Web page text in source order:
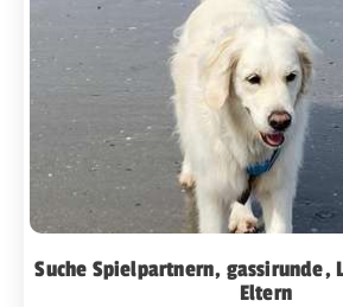
Suche Spielpartnern, gassirunde,
Eltern